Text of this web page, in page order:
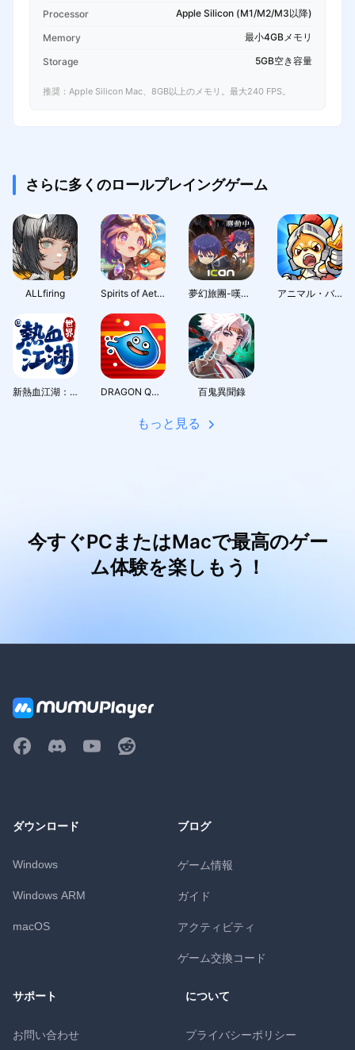
Processor Apple Silicon (M1/M2/M3以降)
Memory 最小4GBメモリ
Storage 5GB空き容量
推奨：Apple Silicon Mac、8GB以上のメモリ。最大240 FPS。
さらに多くのロールプレイングゲーム
ALLfiring Spirits of Aetheria 夢幻旅團-嘆氣的亡靈想隱退聯動 アニマル・バスターズ
新熱血江湖：世界 DRAGON QUEST Smash/Grow 百鬼異聞錄
もっと見る
今すぐPCまたはMacで最高のゲー
ム体験を楽しもう！
ダウンロード
Windows
Windows ARM
macOS
ブログ
ゲーム情報
ガイド
アクティビティ
ゲーム交換コード
サポート
お問い合わせ
について
プライバシーポリシー